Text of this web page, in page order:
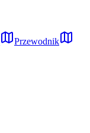
Przewodnik